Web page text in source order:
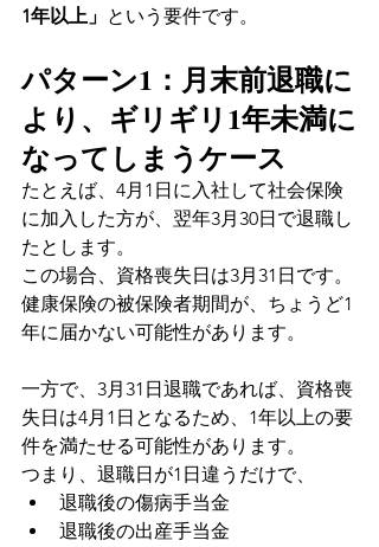
1年以上」 という要件です。
パターン1：月末前退職に
より、ギリギリ1年未満に
なってしまうケース
たとえば、4月1日に入社して社会保険
に加入した方が、翌年3月30日で退職し
たとします。
この場合、資格喪失日は3月31日です。
健康保険の被保険者期間が、ちょうど1
年に届かない可能性があります。
一方で、3月31日退職であれば、資格喪
失日は4月1日となるため、1年以上の要
件を満たせる可能性があります。
つまり、退職日が1日違うだけで、
退職後の傷病手当金
退職後の出産手当金